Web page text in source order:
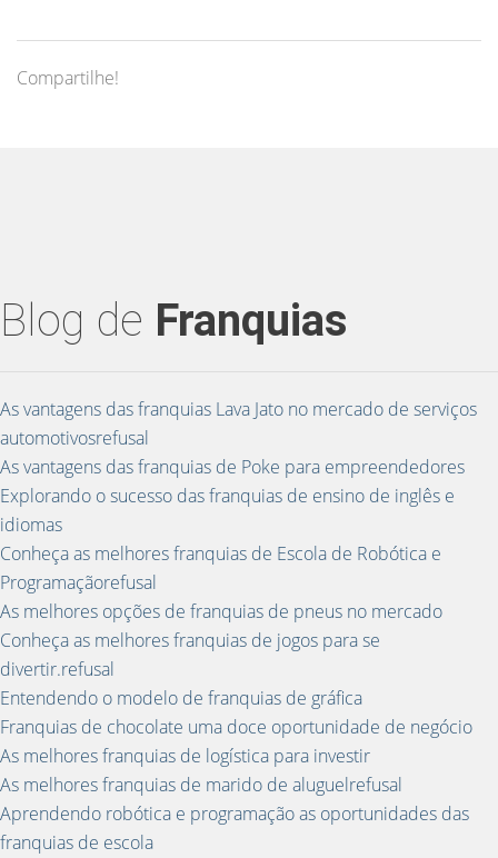
Compartilhe!
Blog de Franquias
As vantagens das franquias Lava Jato no mercado de serviços
automotivosrefusal
As vantagens das franquias de Poke para empreendedores
Explorando o sucesso das franquias de ensino de inglês e
idiomas
Conheça as melhores franquias de Escola de Robótica e
Programaçãorefusal
As melhores opções de franquias de pneus no mercado
Conheça as melhores franquias de jogos para se
divertir.refusal
Entendendo o modelo de franquias de gráfica
Franquias de chocolate uma doce oportunidade de negócio
As melhores franquias de logística para investir
As melhores franquias de marido de aluguelrefusal
Aprendendo robótica e programação as oportunidades das
franquias de escola